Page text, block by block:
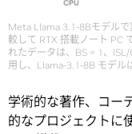
Meta Llama 3.1-8Bモデル
較して RTX 搭載ノート PC
れたデータは、BS = 1、
用し、Llama-3.1-8B モデル
学術的な著作、コー
的なプロジェクトに